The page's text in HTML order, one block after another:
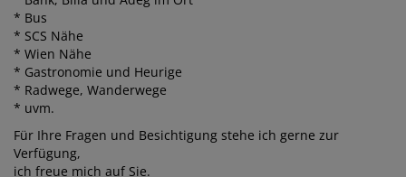
* Bus
* SCS Nähe
* Wien Nähe
* Gastronomie und Heurige
* Radwege, Wanderwege
* uvm.
Für Ihre Fragen und Besichtigung stehe ich gerne zur
Verfügung,
ich freue mich auf Sie.